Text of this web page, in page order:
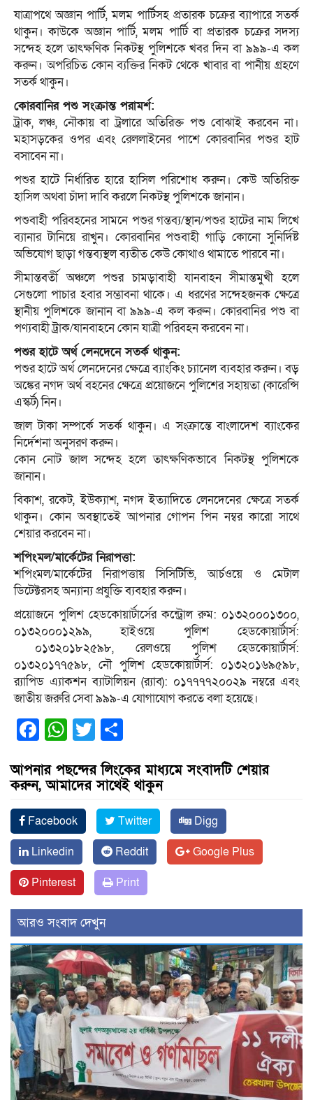
যাত্রাপথে অজ্ঞান পার্টি, মলম পার্টিসহ প্রতারক চক্রের ব্যাপারে সতর্ক
থাকুন। কাউকে অজ্ঞান পার্টি, মলম পার্টি বা প্রতারক চক্রের সদস্য
সন্দেহ হলে তাৎক্ষণিক নিকটস্থ পুলিশকে খবর দিন বা ৯৯৯-এ কল
করুন। অপরিচিত কোন ব্যক্তির নিকট থেকে খাবার বা পানীয় গ্রহণে
সতর্ক থাকুন।
কোরবানির পশু সংক্রান্ত পরামর্শ:
ট্রাক, লঞ্চ, নৌকায় বা ট্রলারে অতিরিক্ত পশু বোঝাই করবেন না।
মহাসড়কের ওপর এবং রেললাইনের পাশে কোরবানির পশুর হাট
বসাবেন না।
পশুর হাটে নির্ধারিত হারে হাসিল পরিশোধ করুন। কেউ অতিরিক্ত
হাসিল অথবা চাঁদা দাবি করলে নিকটস্থ পুলিশকে জানান।
পশুবাহী পরিবহনের সামনে পশুর গন্তব্য/স্থান/পশুর হাটের নাম লিখে
ব্যানার টানিয়ে রাখুন। কোরবানির পশুবাহী গাড়ি কোনো সুনির্দিষ্ট
অভিযোগ ছাড়া গন্তব্যস্থল ব্যতীত কেউ কোথাও থামাতে পারবে না।
সীমান্তবর্তী অঞ্চলে পশুর চামড়াবাহী যানবাহন সীমান্তমুখী হলে
সেগুলো পাচার হবার সম্ভাবনা থাকে। এ ধরণের সন্দেহজনক ক্ষেত্রে
স্থানীয় পুলিশকে জানান বা ৯৯৯-এ কল করুন। কোরবানির পশু বা
পণ্যবাহী ট্রাক/যানবাহনে কোন যাত্রী পরিবহন করবেন না। ‌
পশুর হাটে অর্থ লেনদেনে সতর্ক থাকুন:
পশুর হাটে অর্থ লেনদেনের ক্ষেত্রে ব্যাংকিং চ্যানেল ব্যবহার করুন। বড়
অঙ্কের নগদ অর্থ বহনের ক্ষেত্রে প্রয়োজনে পুলিশের সহায়তা (কারেন্সি
এস্কর্ট) নিন।
জাল টাকা সম্পর্কে সতর্ক থাকুন। এ সংক্রান্তে বাংলাদেশ ব্যাংকের
নির্দেশনা অনুসরণ করুন।
কোন নোট জাল সন্দেহ হলে তাৎক্ষণিকভাবে নিকটস্থ পুলিশকে
জানান।
বিকাশ, রকেট, ইউক্যাশ, নগদ ইত্যাদিতে লেনদেনের ক্ষেত্রে সতর্ক
থাকুন। কোন অবস্থাতেই আপনার গোপন পিন নম্বর কারো সাথে
শেয়ার করবেন না।
শপিংমল/মার্কেটের নিরাপত্তা:
শপিংমল/মার্কেটের নিরাপত্তায় সিসিটিভি, আর্চওয়ে ও মেটাল
ডিটেক্টরসহ অন্যান্য প্রযুক্তি ব্যবহার করুন।
প্রয়োজনে পুলিশ হেডকোয়ার্টার্সের কন্ট্রোল রুম: ০১৩২০০০১৩০০,
০১৩২০০০১২৯৯, হাইওয়ে পুলিশ হেডকোয়ার্টার্স:
০১৩২০১৮২৫৯৮, রেলওয়ে পুলিশ হেডকোয়ার্টার্স:
০১৩২০১৭৭৫৯৮, নৌ পুলিশ হেডকোয়ার্টার্স: ০১৩২০১৬৯৫৯৮,
র‍্যাপিড এ্যাকশন ব্যাটালিয়ন (র‍্যাব): ০১৭৭৭৭২০০২৯ নম্বরে এবং
জাতীয় জরুরি সেবা ৯৯৯-এ যোগাযোগ করতে বলা হয়েছে।
Facebook
WhatsApp
Twitter
আপনার পছন্দের লিংকের মাধ্যমে সংবাদটি শেয়ার
করুন, আমাদের সাথেই থাকুন
Facebook Twitter
Digg
Linkedin
Reddit
Google Plus
Pinterest
Print
আরও সংবাদ দেখুন